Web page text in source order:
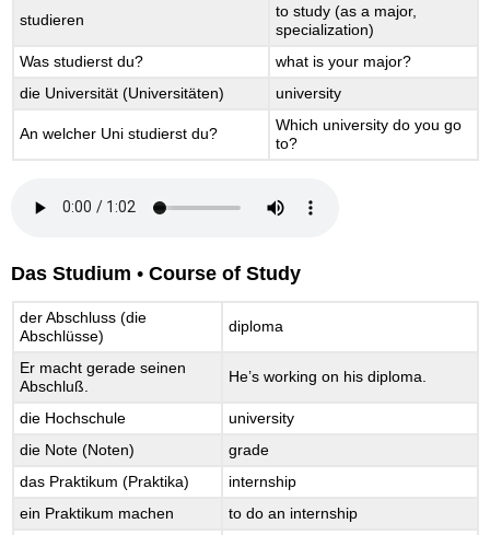
studieren
to study (as a major,
specialization)
Was studierst du?
what is your major?
die Universität (Universitäten)
university
An welcher Uni studierst du?
Which university do you go
to?
Das Studium •Course of Study
der Abschluss (die
Abschlüsse)
diploma
Er macht gerade seinen
Abschluß.
He’s working on his diploma.
die Hochschule
university
die Note (Noten)
grade
das Praktikum (Praktika)
internship
ein Praktikum machen
to do an internship